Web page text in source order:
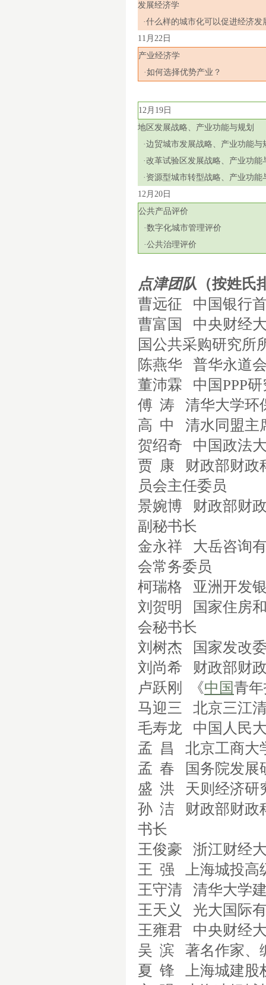
发展经济学
·什么样的城市化可以促进经济发
11 月 22 日
产业经济学
·如何选择优势产业？
12月 19 日
地区发展战略、产业功能与规划
·边贸城市发展战略、产业功能与
·改革试验区发展战略、产业功能
·资源型城市转型战略、产业功能
12月 20 日
公共产品评价
·数字化城市管理评价
·公共治理评价
点津团队 （按姓氏
曹远征
中国银行
曹富国
中央财经
国公共采购研究所
陈燕华
普华永道
董沛霖
中国PPP研
傅 涛
清华大学环
高 中
清水同盟主
贺绍奇
中国政法
贾
康
财政部财政
员会主任委员
景婉博
财政部财
副秘书长
金永祥
大岳咨询
会常务委员
柯瑞格
亚洲开发
刘贺明
国家住房
会秘书长
刘树杰
国家发改
刘尚希
财政部财
卢跃刚 《中国青
马迎三
北京三江
毛寿龙
中国人民
孟 昌
北京工商大
孟 春
国务院发展
盛 洪
天则经济研
孙 洁
财政部财政
书长
王俊豪
浙江财经
王 强
上海城投
王守清
清华大学
王天义
光大国际
王雍君
中央财经
吴 滨
著名作家、
夏
锋
上海城建